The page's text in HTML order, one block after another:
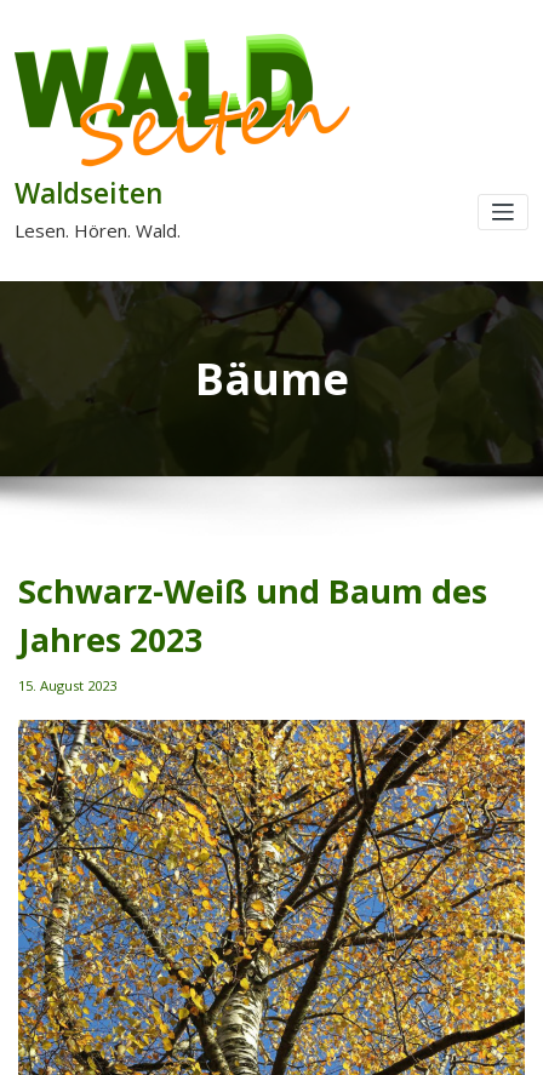
Waldseiten
Lesen. Hören. Wald.
Bäume
Schwarz-Weiß und Baum des
Jahres 2023
15. August 2023